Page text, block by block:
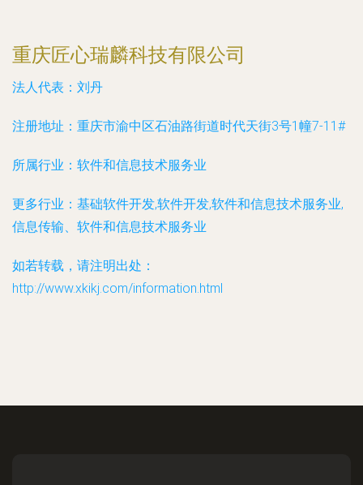
重庆匠心瑞麟科技有限公司
法人代表： 刘丹
注册地址： 重庆市渝中区石油路街道时代天街3号1幢7-11#
所属行业： 软件和信息技术服务业
更多行业： 基础软件开发,软件开发,软件和信息技术服务业,
信息传输、软件和信息技术服务业
如若转载，请注明出处：
http://www.xkikj.com/information.html